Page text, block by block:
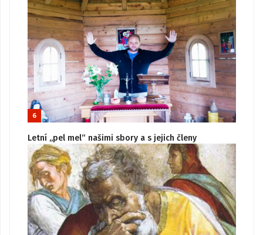
6
Letní „pel mel“ našimi sbory a s jejich členy